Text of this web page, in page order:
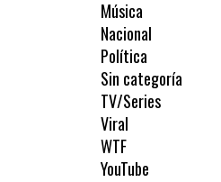
Música
Nacional
Política
Sin categoría
TV/Series
Viral
WTF
YouTube